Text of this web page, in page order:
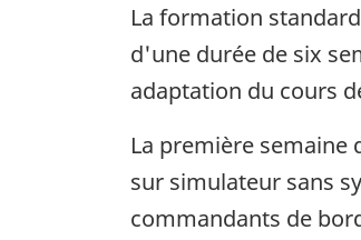
La formation
d'une durée de six
adaptation du cours
La première
sur simulateur sans
commandants de